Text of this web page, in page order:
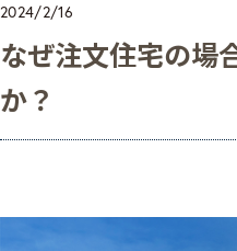
2024/2/16
なぜ注文住宅の場
か？